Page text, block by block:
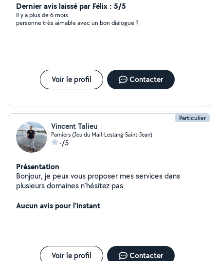
Dernier avis laissé par Félix : 5/5
Il y a plus de 6 mois
personne très aimable avec un bon dialogue ?
Voir le profil Contacter
Particulier
Vincent Talieu
Pamiers (Jeu du Mail-Lestang-Saint-Jean)
-/5
Présentation
Bonjour, je peux vous proposer mes services dans
plusieurs domaines n'hésitez pas
Aucun avis pour l'instant
Voir le profil Contacter